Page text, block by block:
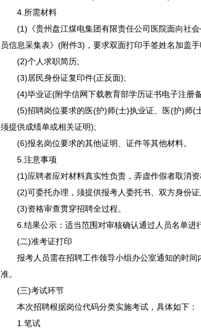
4.所需材料
(1)《贵州盘江煤电集团有限责任公司医院面向社会
员信息采集表》(附件3)，要求双面打印手签姓名加盖手
(2)个人求职简历;
(3)居民身份证复印件(正反面);
(4)毕业证(附学信网下载教育部学历证书电子注册
(5)招聘岗位要求的医(护)师(士)执业证、医(护)师(
须提供成绩单或相关证明);
(6)报名岗位要求的其他证明、证件等其他材料。
5.注意事项
(1)应聘者应对材料真实性负责，弄虚作假者取消资
(2)可委托办理，须提供报考人委托书、双方身份证
(3)资格审查贯穿招聘全过程。
6.结果公示：适当范围对审核确认通过人员名单进行
(二)准考证打印
报考人员需在招聘工作领导小组办公室通知的时
准。
(三)考试环节
本次招聘根据岗位代码分类实施考试，具体如下：
1.笔试